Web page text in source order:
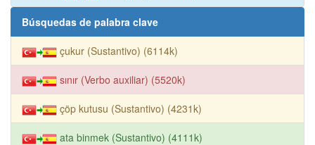
Búsquedas de palabra clave
çukur (Sustantivo) (6114k)
sınır (Verbo auxiliar) (5520k)
çöp kutusu (Sustantivo) (4231k)
ata binmek (Sustantivo) (4111k)